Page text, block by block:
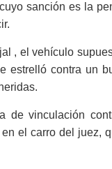
sanción es la
, el vehículo
estrelló contra un
de vinculación
el carro del juez,